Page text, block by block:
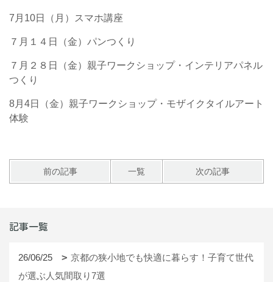
7月10日（月）スマホ講座
７月１４日（金）パンつくり
７月２８日（金）親子ワークショップ・インテリアパネル
つくり
8月4日（金）親子ワークショップ・モザイクタイルアート
体験
前の記事 一覧 次の記事
記事一覧
26/06/25
京都の狭小地でも快適に暮らす！子育て世代
が選ぶ人気間取り7選